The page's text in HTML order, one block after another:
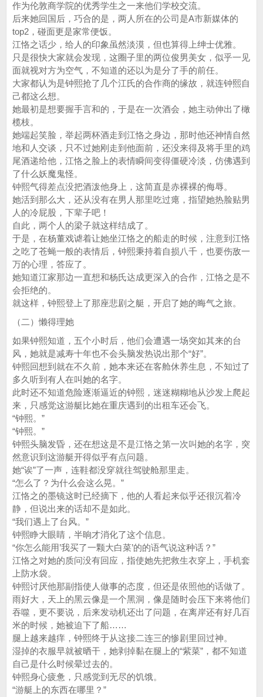
作为伦敦商学院的优秀学生之一来他们学校交流。
后来她回国后，巧合的是，两人所在的公司是A市新媒体的
top2，碰面更是家常便饭。
江恪之话少，给人的印象虽然淡漠，但也算得上绅士优雅。
只是很快大家就会发现，这圈子里的两位俊男美女，似乎一见
面就视对方为空气，不知道的还以为是分了手的前任。
大家都认为是钟熙抢了几个江氏的合作商的缘故，就连钟熙自
己都这么想。
她最初是想要握手言和的，于是在一次酒会，她主动伸出了橄
榄枝。
她端起笑脸，举起两杯酒走到江恪之身边，那时他还神情自然
地和人交谈，只不过她刚走到他面前，还没来得及将手里的鸡
尾酒递给他，江恪之脸上的表情瞬间变得僵硬冷淡，仿佛遇到
了什么妖魔鬼怪。
钟熙气得差点没把酒泼他身上，这简直是赤裸裸的侮辱。
她活到那么大，还从没有在男人那里吃过瘪，指望她热脸贴男
人的冷屁股，下辈子吧！
自此，两个人的梁子就这样结成了。
于是，在杨董戏谑着让她坐江恪之的船走的时候，注意到江恪
之吃了苍蝇一般的表情后，钟熙秉持着自损八千，也要伤敌一
万的心理，答应了。
她知道江家那边一直想和杨氏达成更深入的合作，江恪之是不
会拒绝的。
就这样，钟熙登上了那座悲剧之艇，开启了她的晦气之旅。
（二）懒得理她
如果钟熙知道，五个小时后，他们会遭遇一场突如其来的台
风，她就是减寿十年也不会头脑发热说出那个“好”。
钟熙回想到就在不久前，她本来还在客舱休养生息，不知过了
多久听到有人在叫她的名字。
此时还不知道危险逐渐逼近的钟熙，迷迷糊糊地从沙发上爬起
来，只感觉这游艇比她在重庆遇到的出租车还会飞。
“钟熙。”
“钟熙。”
钟熙头脑发昏，还在想这是不是江恪之第一次叫她的名字，突
然意识到这游艇开得似乎有点问题。
她“诶”了一声，连鞋都没穿就往驾驶舱那里走。
“怎么了？为什么会这么晃。”
江恪之的墨镜这时已经摘下，他的人看起来似乎还很沉着冷
静，但说出来的话却不是如此。
“我们遇上了台风。”
钟熙睁大眼睛，半晌才消化了这个信息。
“你怎么能用’我买了一颗大白菜’的的语气说这种话？”
江恪之对她的质问没有回应，指使她先把救生衣穿上，手机套
上防水袋。
钟熙讨厌他那副指使人做事的态度，但还是依照他的话做了。
雨好大，天上的黑云像是一个黑洞，像是随时会压下来将他们
吞噬，更不要说，后来发动机还出了问题，在离岸还有好几百
米的时候，她被迫下了船……
腿上越来越痒，钟熙终于从这接二连三的惨剧里回过神。
湿掉的衣服早就被晒干，她剥掉黏在腿上的“紫菜”，都不知道
自己是什么时候晕过去的。
钟熙身心疲惫，只感觉到无尽的饥饿。
“游艇上的东西在哪里？”